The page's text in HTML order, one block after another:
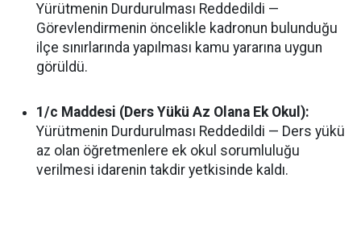
Yürütmenin Durdurulması Reddedildi —
Görevlendirmenin öncelikle kadronun bulunduğu
ilçe sınırlarında yapılması kamu yararına uygun
görüldü.
1/c Maddesi (Ders Yükü Az Olana Ek Okul):
Yürütmenin Durdurulması Reddedildi — Ders yükü
az olan öğretmenlere ek okul sorumluluğu
verilmesi idarenin takdir yetkisinde kaldı.